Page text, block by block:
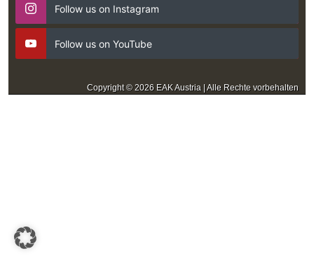
Follow us on Instagram
Follow us on YouTube
Copyright © 2026 EAK Austria | Alle Rechte vorbehalten